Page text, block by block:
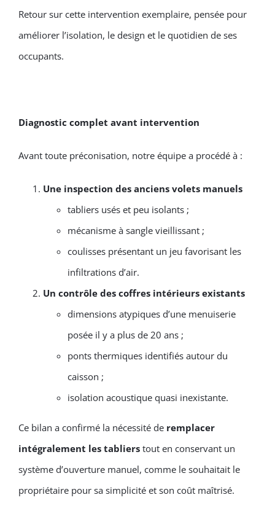
Retour sur cette intervention exemplaire, pensée pour
améliorer l’isolation, le design et le quotidien de ses
occupants.
Diagnostic complet avant intervention
Avant toute préconisation, notre équipe a procédé à :
Une inspection des anciens volets manuels
tabliers usés et peu isolants ;
mécanisme à sangle vieillissant ;
coulisses présentant un jeu favorisant les
infiltrations d’air.
Un contrôle des coffres intérieurs existants
dimensions atypiques d’une menuiserie
posée il y a plus de 20 ans ;
ponts thermiques identifiés autour du
caisson ;
isolation acoustique quasi inexistante.
Ce bilan a confirmé la nécessité de remplacer
intégralement les tabliers tout en conservant un
système d’ouverture manuel, comme le souhaitait le
propriétaire pour sa simplicité et son coût maîtrisé.